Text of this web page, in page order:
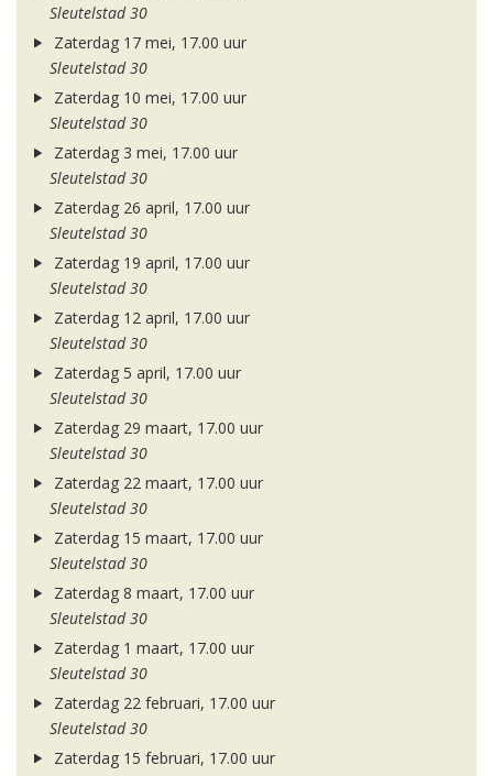
Sleutelstad 30
Zaterdag 17 mei, 17.00 uur
Sleutelstad 30
Zaterdag 10 mei, 17.00 uur
Sleutelstad 30
Zaterdag 3 mei, 17.00 uur
Sleutelstad 30
Zaterdag 26 april, 17.00 uur
Sleutelstad 30
Zaterdag 19 april, 17.00 uur
Sleutelstad 30
Zaterdag 12 april, 17.00 uur
Sleutelstad 30
Zaterdag 5 april, 17.00 uur
Sleutelstad 30
Zaterdag 29 maart, 17.00 uur
Sleutelstad 30
Zaterdag 22 maart, 17.00 uur
Sleutelstad 30
Zaterdag 15 maart, 17.00 uur
Sleutelstad 30
Zaterdag 8 maart, 17.00 uur
Sleutelstad 30
Zaterdag 1 maart, 17.00 uur
Sleutelstad 30
Zaterdag 22 februari, 17.00 uur
Sleutelstad 30
Zaterdag 15 februari, 17.00 uur